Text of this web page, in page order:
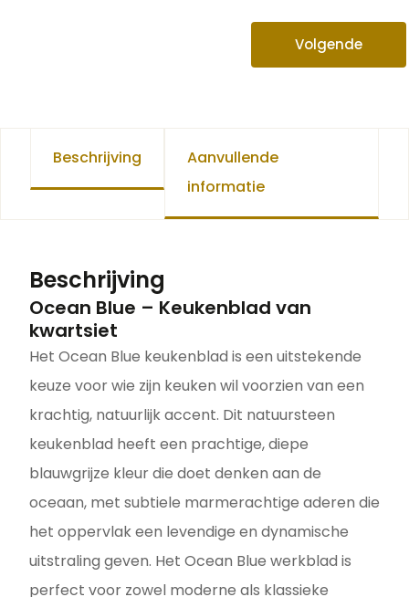
Volgende
Beschrijving
Aanvullende
informatie
Beschrijving
Ocean Blue – Keukenblad van
kwartsiet
Het Ocean Blue keukenblad is een uitstekende
keuze voor wie zijn keuken wil voorzien van een
krachtig, natuurlijk accent. Dit natuursteen
keukenblad heeft een prachtige, diepe
blauwgrijze kleur die doet denken aan de
oceaan, met subtiele marmerachtige aderen die
het oppervlak een levendige en dynamische
uitstraling geven. Het Ocean Blue werkblad is
perfect voor zowel moderne als klassieke